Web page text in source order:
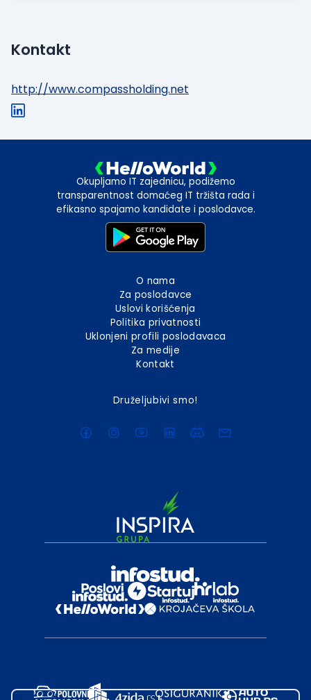
Kontakt
http://www.compassholding.net
Okupljamo IT zajednicu, podižemo
transparentnost domaćeg IT tržišta rada i
efikasno spajamo kandidate i poslodavce.
O nama
Za poslodavce
Uslovi korišćenja
Politika privatnosti
Uklonjeni profili poslodavaca
Za medije
Kontakt
Druželjubivi smo!